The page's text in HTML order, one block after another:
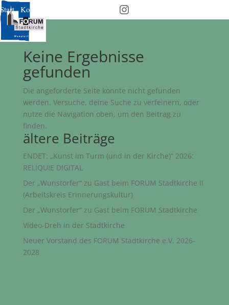
Start Kontakt 
Keine Ergebnisse
gefunden
Die angeforderte Seite konnte nicht gefunden
werden. Versuche, deine Suche zu verfeinern, oder
nutze die Navigation oben, um den Beitrag zu
finden.
ältere Beiträge
ENDET: „Kunst im Turm (und in der Kirche)“ 2026:
RELIQUIE DIGITAL
Der „Wunstorfer“ zu Gast beim FORUM Stadtkirche II
(Arbeitskreis Erinnerungskultur)
Der „Wunstorfer“ zu Gast beim FORUM Stadtkirche
Video-Dreh in der Stadtkirche
Neuer Vorstand des FORUM Stadtkirche e.V. 2026-
2028